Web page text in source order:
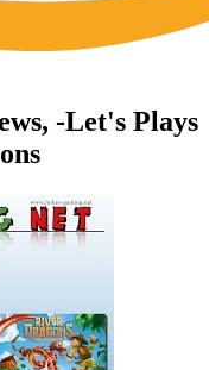
-Let's Plays